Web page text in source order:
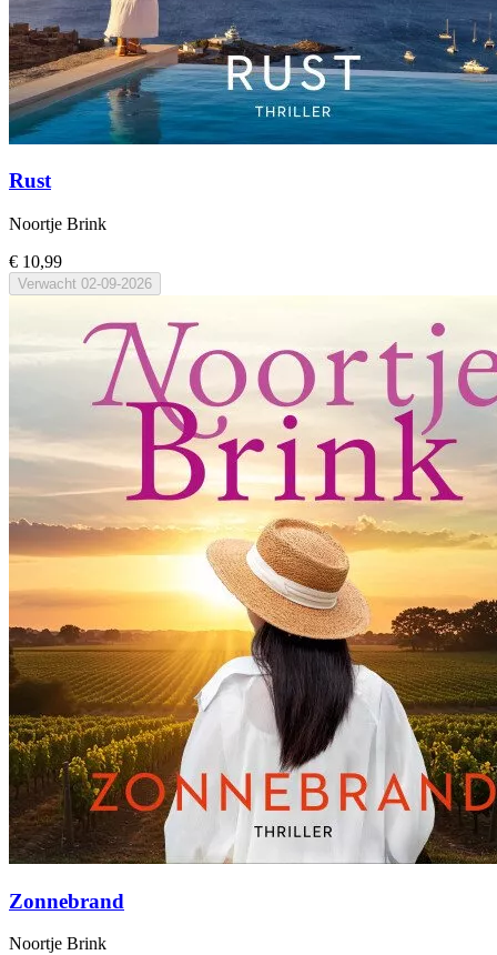
Rust
Noortje Brink
€ 10,99
Verwacht 02-09-2026
Zonnebrand
Noortje Brink